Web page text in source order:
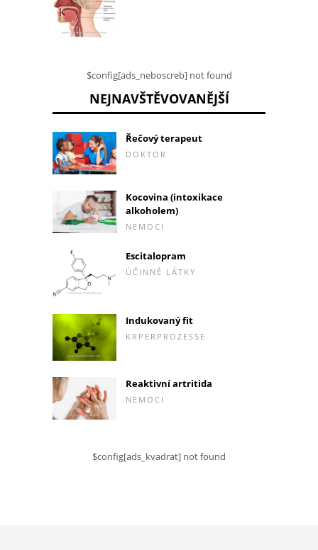
$config[ads_neboscreb] not found
NEJNAVŠTĚVOVANĚJŠÍ
Řečový terapeut
DOKTOR
Kocovina (intoxikace
alkoholem)
NEMOCI
Escitalopram
ÚČINNÉ LÁTKY
Indukovaný fit
KRPERPROZESSE
Reaktivní artritida
NEMOCI
$config[ads_kvadrat] not found